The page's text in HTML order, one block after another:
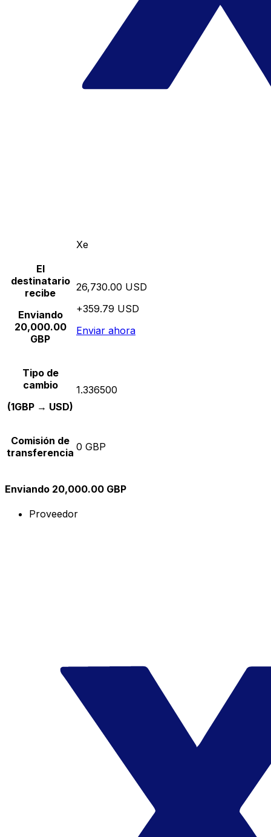
Xe
El
destinatario
recibe
Enviando
20,000.00
GBP
26,730.00 USD
+359.79 USD
Enviar ahora
Tipo de
cambio
(1GBP → USD)
1.336500
Comisión de
transferencia 0 GBP
Enviando 20,000.00 GBP
Proveedor